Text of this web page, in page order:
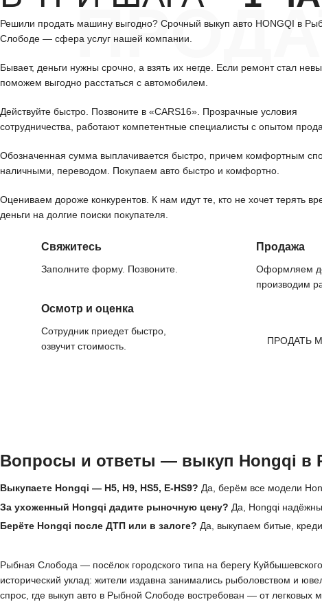
Решили продать машину выгодно? Срочный выкуп авто HONGQI в
Слободе — сфера услуг нашей компании.
Бывает, деньги нужны срочно, а взять их негде. Если ремонт стал
поможем выгодно расстаться с автомобилем.
Действуйте быстро. Позвоните в «CARS16». Прозрачные условия
сотрудничества, работают компетентные специалисты с опытом
Обозначенная сумма выплачивается быстро, причем комфортным
наличными, переводом. Покупаем авто быстро и комфортно.
Оцениваем дороже конкурентов. К нам идут те, кто не хочет терять
деньги на долгие поиски покупателя.
Свяжитесь
Заполните форму. Позвоните.
Осмотр и оценка
Сотрудник приедет быстро,
озвучит стоимость.
Продажа
Оформляем
производим
ПРОДАТЬ
Вопросы и ответы — выкуп Hongqi в
Выкупаете Hongqi — H5, H9, HS5, E-HS9? Да, берём все модели
За ухоженный Hongqi дадите рыночную цену? Да, Hongqi
Берёте Hongqi после ДТП или в залоге? Да, выкупаем битые,
Рыбная Слобода — посёлок городского типа на берегу
исторический уклад: жители издавна занимались рыболовством и
спрос, где выкуп авто в Рыбной Слободе востребован — от